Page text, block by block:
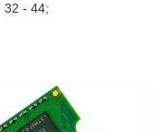
32 - 44;